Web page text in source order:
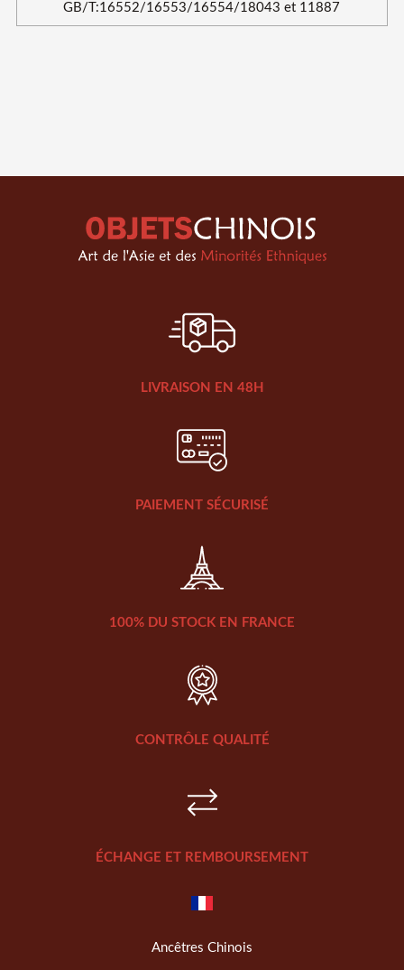
GB/T:16552/16553/16554/18043 et 11887
LIVRAISON EN 48H
PAIEMENT SÉCURISÉ
100% DU STOCK EN FRANCE
CONTRÔLE QUALITÉ
ÉCHANGE ET REMBOURSEMENT
Ancêtres Chinois